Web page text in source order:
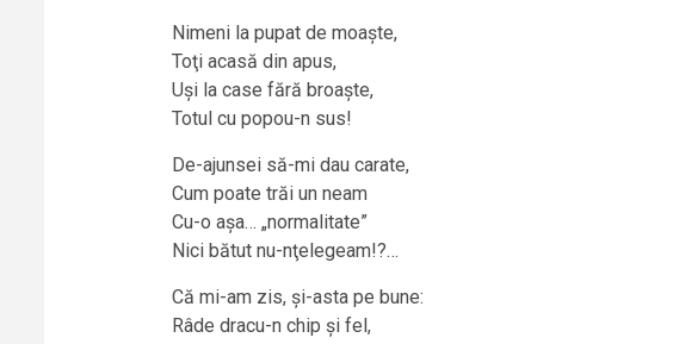
Nimeni la pupat de moaște,
Toţi acasă din apus,
Uși la case fără broaște,
Totul cu popou-n sus!
De-ajunsei să-mi dau carate,
Cum poate trăi un neam
Cu-o așa… „normalitate”
Nici bătut nu-nţelegeam!?…
Că mi-am zis, și-asta pe bune:
Râde dracu-n chip și fel,